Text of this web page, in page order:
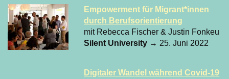
Empowerment für Migrant*innen
durch Berufsorientierung
mit Rebecca Fischer & Justin Fonkeu
Silent University → 25. Juni 2022
Digitaler Wandel während Covid-19